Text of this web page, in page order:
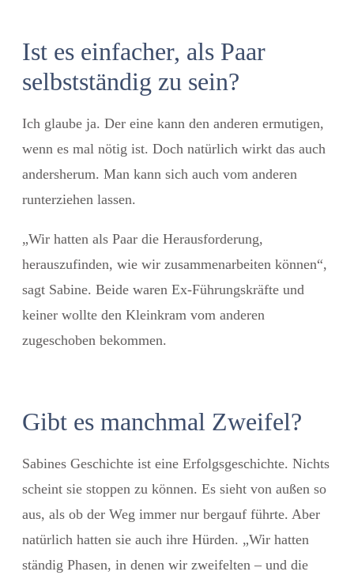
Ist es einfacher, als Paar
selbstständig zu sein?
Ich glaube ja. Der eine kann den anderen ermutigen,
wenn es mal nötig ist. Doch natürlich wirkt das auch
andersherum. Man kann sich auch vom anderen
runterziehen lassen.
„Wir hatten als Paar die Herausforderung,
herauszufinden, wie wir zusammenarbeiten können“,
sagt Sabine. Beide waren Ex-Führungskräfte und
keiner wollte den Kleinkram vom anderen
zugeschoben bekommen.
Gibt es manchmal Zweifel?
Sabines Geschichte ist eine Erfolgsgeschichte. Nichts
scheint sie stoppen zu können. Es sieht von außen so
aus, als ob der Weg immer nur bergauf führte. Aber
natürlich hatten sie auch ihre Hürden. „Wir hatten
ständig Phasen, in denen wir zweifelten – und die